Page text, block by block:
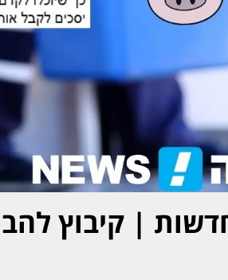
| קיבוץ